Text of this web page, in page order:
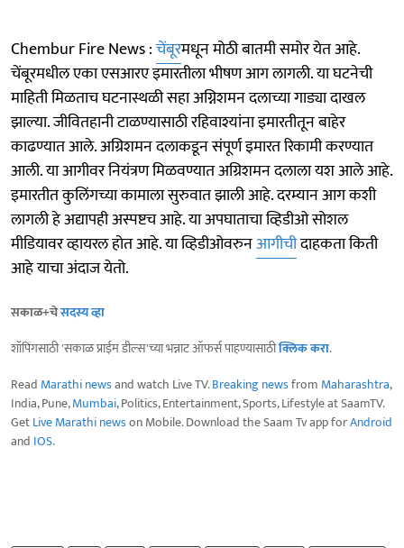
Chembur Fire News :चेंबूरमधून मोठी बातमी समोर येत आहे.
चेंबूरमधील एका एसआरए इमारतीला भीषण आग लागली. या घटनेची
माहिती मिळताच घटनास्थळी सहा अग्निशमन दलाच्या गाड्या दाखल
झाल्या. जीवितहानी टाळण्यासाठी रहिवाश्यांना इमारतीतून बाहेर
काढण्यात आले. अग्रिशमन दलाकडून संपूर्ण इमारत रिकामी करण्यात
आली. या आगीवर नियंत्रण मिळवण्यात अग्रिशमन दलाला यश आले आहे.
इमारतीत कुलिंगच्या कामाला सुरुवात झाली आहे. दरम्यान आग कशी
लागली हे अद्यापही अस्पष्टच आहे. या अपघाताचा व्हिडीओ सोशल
मीडियावर व्हायरल होत आहे. या व्हिडीओवरुनआगीचीदाहकता किती
आहे याचा अंदाज येतो.
सकाळ+चेसदस्य व्हा
शॉपिंगसाठी 'सकाळ प्राईम डील्स'च्या भन्नाट ऑफर्स पाहण्यासाठीक्लिक करा.
Read Marathi newsand watch Live TV.Breaking newsfrom Maharashtra,
India, Pune,Mumbai, Politics, Entertainment, Sports, Lifestyle at SaamTV.
GetLive Marathi newson Mobile. Download the Saam Tv app forAndroid
and IOS.